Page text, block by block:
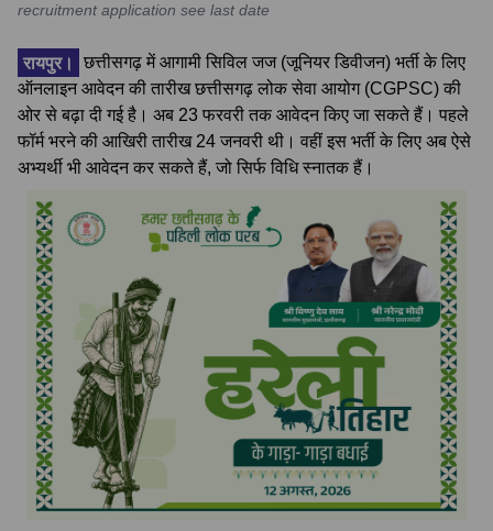
recruitment application see last date
रायपुर।
छत्तीसगढ़ में आगामी सिविल जज (जूनियर डिवीजन) भर्ती के लिए
ऑनलाइन आवेदन की तारीख छत्तीसगढ़ लोक सेवा आयोग (CGPSC) की
ओर से बढ़ा दी गई है। अब 23 फरवरी तक आवेदन किए जा सकते हैं। पहले
फॉर्म भरने की आखिरी तारीख 24 जनवरी थी। वहीं इस भर्ती के लिए अब ऐसे
अभ्यर्थी भी आवेदन कर सकते हैं, जो सिर्फ विधि स्नातक हैं।